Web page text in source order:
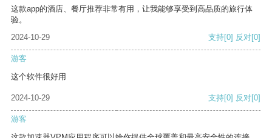
这款app的酒店、餐厅推荐非常有用，让我能够享受到高品质的旅行体
验。
2024-10-29
支持[0] 反对[0]
游客
这个软件很好用
2024-10-29 支持[0] 反对[0]
游客